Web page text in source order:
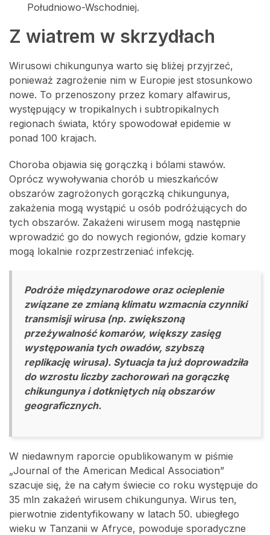
Południowo-Wschodniej.
Z wiatrem w skrzydłach
Wirusowi chikungunya warto się bliżej przyjrzeć,
ponieważ zagrożenie nim w Europie jest stosunkowo
nowe. To przenoszony przez komary alfawirus,
występujący w tropikalnych i subtropikalnych
regionach świata, który spowodował epidemie w
ponad 100 krajach.
Choroba objawia się gorączką i bólami stawów.
Oprócz wywoływania chorób u mieszkańców
obszarów zagrożonych gorączką chikungunya,
zakażenia mogą wystąpić u osób podróżujących do
tych obszarów. Zakażeni wirusem mogą następnie
wprowadzić go do nowych regionów, gdzie komary
mogą lokalnie rozprzestrzeniać infekcję.
Podróże międzynarodowe oraz ocieplenie
związane ze zmianą klimatu wzmacnia czynniki
transmisji wirusa (np. zwiększoną
przeżywalność komarów, większy zasięg
występowania tych owadów, szybszą
replikację wirusa). Sytuacja ta już doprowadziła
do wzrostu liczby zachorowań na gorączkę
chikungunya i dotkniętych nią obszarów
geograficznych.
W niedawnym raporcie opublikowanym w piśmie
„Journal of the American Medical Association”
szacuje się, że na całym świecie co roku występuje do
35 mln zakażeń wirusem chikungunya. Wirus ten,
pierwotnie zidentyfikowany w latach 50. ubiegłego
wieku w Tanzanii w Afryce, powoduje sporadyczne